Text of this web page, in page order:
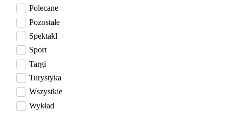
Polecane
Pozostałe
Spektakl
Sport
Targi
Turystyka
Wszystkie
Wykład